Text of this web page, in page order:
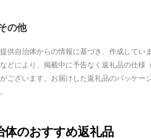
の他
供自治体からの情報に基づき、作成していま
どにより、掲載中に予告なく返礼品の仕様
ございます。お届けした返礼品のパッケー
体のおすすめ返礼品